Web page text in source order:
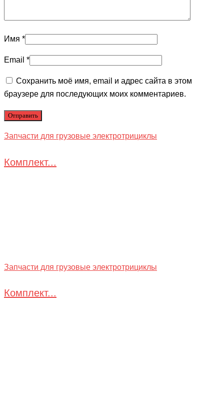
Имя *
Email *
Сохранить моё имя, email и адрес сайта в этом
браузере для последующих моих комментариев.
Запчасти для грузовые электротрициклы
Комплект...
Запчасти для грузовые электротрициклы
Комплект...